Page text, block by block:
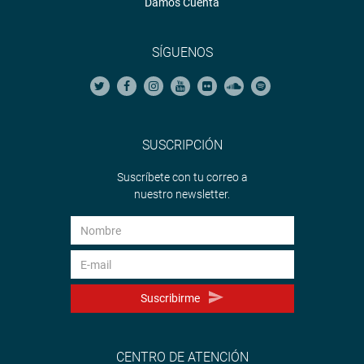
SÍGUENOS
SUSCRIPCIÓN
Suscríbete con tu correo a
nuestro newsletter.
Suscribirme
CENTRO DE ATENCIÓN